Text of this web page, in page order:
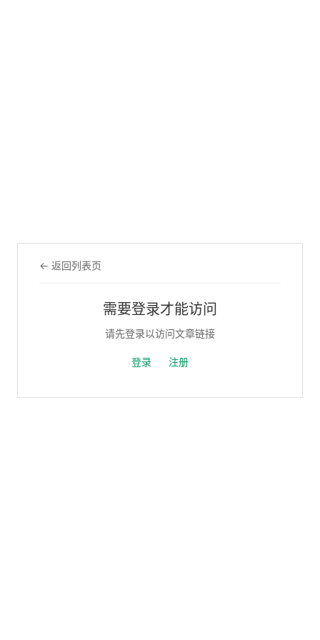
← 返回列表页
需要登录才能访问
请先登录以访问文章链接
登录 注册